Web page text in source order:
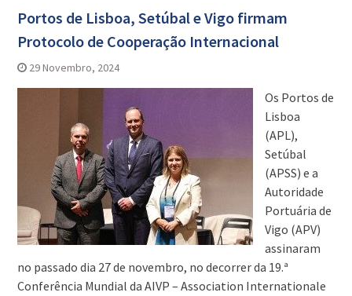
Portos de Lisboa, Setúbal e Vigo firmam
Protocolo de Cooperação Internacional
29 Novembro, 2024
Os Portos de
Lisboa
(APL),
Setúbal
(APSS) e a
Autoridade
Portuária de
Vigo (APV)
assinaram
no passado dia 27 de novembro, no decorrer da 19.ª
Conferência Mundial da AIVP – Association Internationale